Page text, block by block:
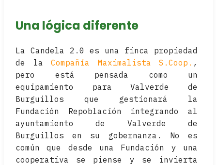
Una lógica diferente
La Candela 2.0 es una finca propiedad
de la Compañía Maximalista S.Coop. ,
pero está pensada como un
equipamiento para Valverde de
Burguillos que gestionará la
Fundación Repoblación integrando al
ayuntamiento de Valverde de
Burguillos en su gobernanza. No es
común que desde una Fundación y una
cooperativa se piense y se invierta